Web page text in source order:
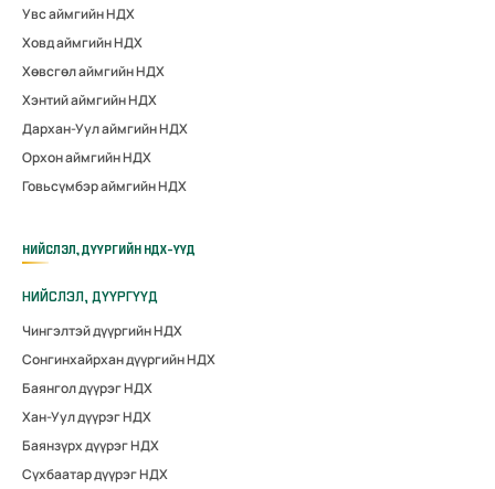
Увс аймгийн НДХ
Ховд аймгийн НДХ
Хөвсгөл аймгийн НДХ
Хэнтий аймгийн НДХ
Дархан-Уул аймгийн НДХ
Орхон аймгийн НДХ
Говьсүмбэр аймгийн НДХ
НИЙСЛЭЛ, ДҮҮРГИЙН НДХ-ҮҮД
НИЙСЛЭЛ, ДҮҮРГҮҮД
Чингэлтэй дүүргийн НДХ
Сонгинхайрхан дүүргийн НДХ
Баянгол дүүрэг НДХ
Хан-Уул дүүрэг НДХ
Баянзүрх дүүрэг НДХ
Сүхбаатар дүүрэг НДХ